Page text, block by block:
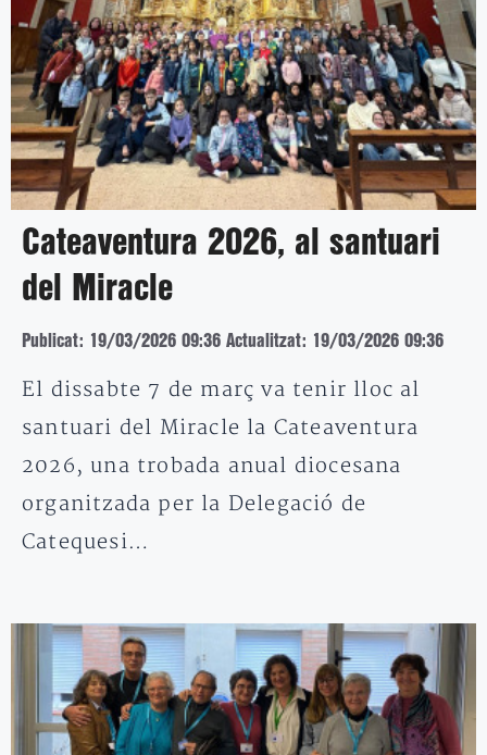
Cateaventura 2026, al santuari
del Miracle
Publicat: 19/03/2026 09:36 Actualitzat: 19/03/2026 09:36
El dissabte 7 de març va tenir lloc al
santuari del Miracle la Cateaventura
2026, una trobada anual diocesana
organitzada per la Delegació de
Catequesi…